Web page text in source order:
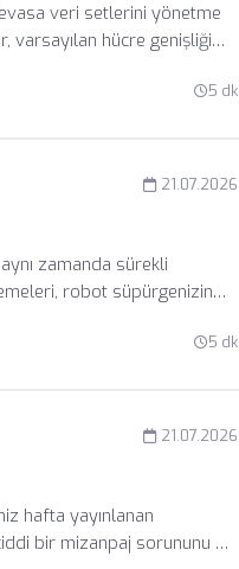
veri setlerini yönetme
varsayılan hücre genişliği
envanter listeleri ve
5 dk
21.07.2026
zamanda sürekli
robot süpürgenizin
sayesinde
Başarılı Bir Kurulum5 dk
21.07.2026
hafta yayınlanan
bir mizanpaj sorununu da